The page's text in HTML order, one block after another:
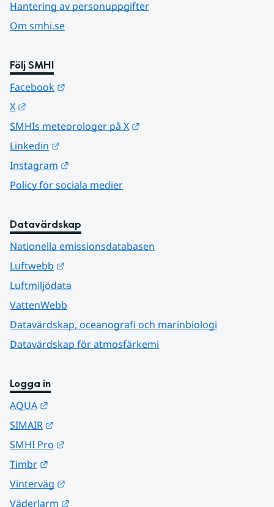
Hantering av personuppgifter
Om smhi.se
Följ SMHI
Facebook
X
SMHIs meteorologer på X
Linkedin
Instagram
Policy för sociala medier
Datavärdskap
Nationella emissionsdatabasen
Luftwebb
Luftmiljödata
VattenWebb
Datavärdskap, oceanografi och marinbiologi
Datavärdskap för atmosfärkemi
Logga in
AQUA
SIMAIR
SMHI Pro
Timbr
Vinterväg
Väderlarm